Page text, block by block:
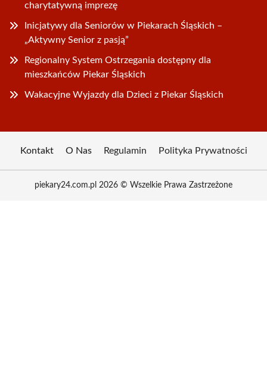
charytatywną imprezę
Inicjatywy dla Seniorów w Piekarach Śląskich –
„Aktywny Senior z pasją”
Regionalny System Ostrzegania dostępny dla
mieszkańców Piekar Śląskich
Wakacyjne Wyjazdy dla Dzieci z Piekar Śląskich
Kontakt O Nas Regulamin Polityka Prywatności
piekary24.com.pl 2026 © Wszelkie Prawa Zastrzeżone